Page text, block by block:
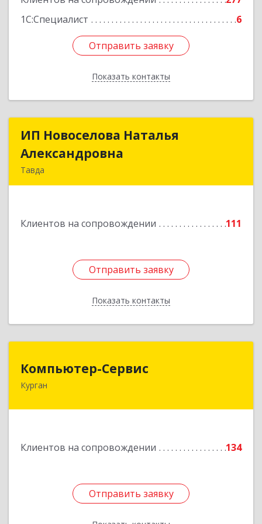
1С:Специалист
6
Отправить заявку
Показать контакты
Отправить заявку
Назад
ИП Новоселова Наталья
Александровна
Тавда
Клиентов на сопровождении 111
Отправить заявку
Показать контакты
ИП Новоселова Наталья
Подробнее
Отправить заявку
Назад
Компьютер-Сервис
Курган
Клиентов на сопровождении 134
Отправить заявку
Отправить заявку